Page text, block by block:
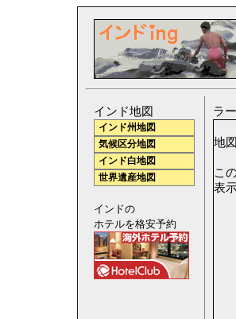
ラ
地
こ
表
インド地図
インド州地図
気候区分地図
インド白地図
世界遺産地図
インドの
ホテルを格安予約